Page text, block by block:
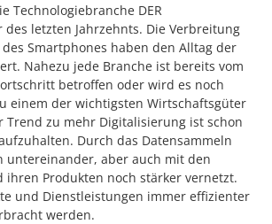
Technologiebranche DER
letzten Jahrzehnts. Die Verbreitung
Smartphones haben den Alltag der
Nahezu jede Branche ist bereits vom
betroffen oder wird es noch
einem der wichtigsten Wirtschaftsgüter
Trend zu mehr Digitalisierung ist schon
Durch das Datensammeln
untereinander, aber auch mit den
ihren Produkten noch stärker vernetzt.
und Dienstleistungen immer effizienter
werden.